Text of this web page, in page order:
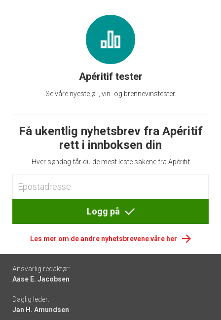
Apéritif tester
Se våre nyeste øl-, vin- og brennevinstester.
Få ukentlig nyhetsbrev fra Apéritif
rett i innboksen din
Hver søndag får du de mest leste sakene fra Apéritif
Logg på
Les mer om de andre nyhetsbrevene våre her
Footer
-
links
Ansvarlig redaktør:
Aase E. Jacobsen
Daglig leder:
Jan H. Amundsen